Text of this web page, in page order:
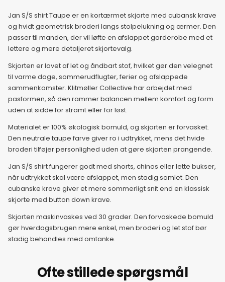
Jan S/S shirt Taupe er en kortærmet skjorte med cubansk krave
og hvidt geometrisk broderi langs stolpelukning og ærmer. Den
passer til manden, der vil løfte en afslappet garderobe med et
lettere og mere detaljeret skjortevalg.
Skjorten er lavet af let og åndbart stof, hvilket gør den velegnet
til varme dage, sommerudflugter, ferier og afslappede
sammenkomster. Klitmøller Collective har arbejdet med
pasformen, så den rammer balancen mellem komfort og form
uden at sidde for stramt eller for løst.
Materialet er 100% økologisk bomuld, og skjorten er forvasket.
Den neutrale taupe farve giver ro i udtrykket, mens det hvide
broderi tilføjer personlighed uden at gøre skjorten prangende.
Jan S/S shirt fungerer godt med shorts, chinos eller lette bukser,
når udtrykket skal være afslappet, men stadig samlet. Den
cubanske krave giver et mere sommerligt snit end en klassisk
skjorte med button down krave.
Skjorten maskinvaskes ved 30 grader. Den forvaskede bomuld
gør hverdagsbrugen mere enkel, men broderi og let stof bør
stadig behandles med omtanke.
Ofte stillede spørgsmål